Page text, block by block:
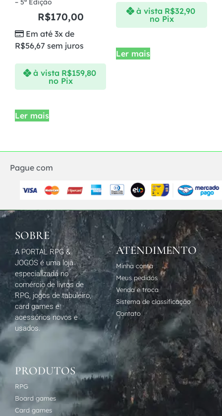
– 5ª Edição
R$170,00
Em até 3x de
R$56,67 sem juros
à vista R$159,80
no Pix
Ler mais
à vista R$32,90
no Pix
Ler mais
Pague com
SOBRE
A PORTAL RPG &
JOGOS é uma loja
especializada no
comércio de livros de
RPG, jogos de tabuleiro,
card games e
acessórios novos e
usados.
ATENDIMENTO
Minha conta
Meus pedidos
Venda e troca
Sistema de classificação
Contato
PRODUTOS
RPG
Board games
Card games